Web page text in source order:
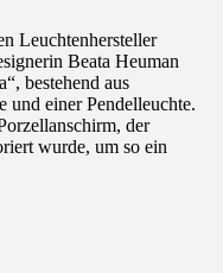
Leuchtenhersteller
Beata Heuman
bestehend aus
und einer Pendelleuchte.
der
wurde, um so ein